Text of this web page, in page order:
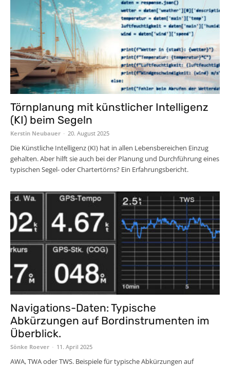
Törnplanung mit künstlicher Intelligenz
(KI) beim Segeln
Kerstin Neubauer - 20. August 2025
Die Künstliche Intelligenz (KI) hat in allen Lebensbereichen Einzug
gehalten. Aber hilft sie auch bei der Planung und Durchführung eines
typischen Segel- oder Chartertörns? Ein Erfahrungsbericht.
Navigations-Daten: Typische
Abkürzungen auf Bordinstrumenten im
Überblick.
Sönke Roever - 11. April 2025
AWA, TWA oder TWS. Beispiele für typische Abkürzungen auf